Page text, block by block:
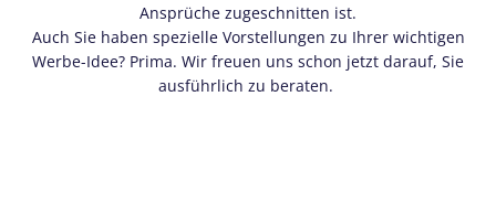
Ansprüche zugeschnitten ist.
Auch Sie haben spezielle Vorstellungen zu Ihrer wichtigen
Werbe-Idee? Prima. Wir freuen uns schon jetzt darauf, Sie
ausführlich zu beraten.